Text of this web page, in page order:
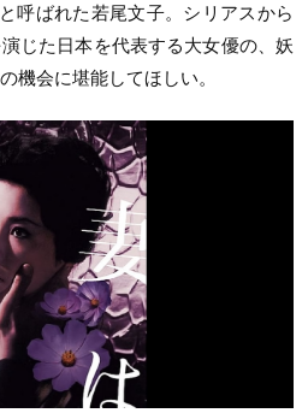
呼ばれた若尾文子。シリアスから
じた日本を代表する大女優の、妖
機会に堪能してほしい。